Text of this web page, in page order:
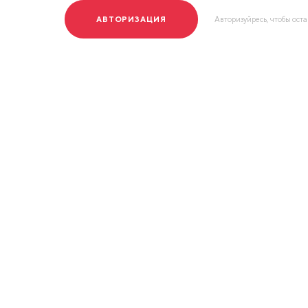
АВТОРИЗАЦИЯ Авторизуйресь, чтобы